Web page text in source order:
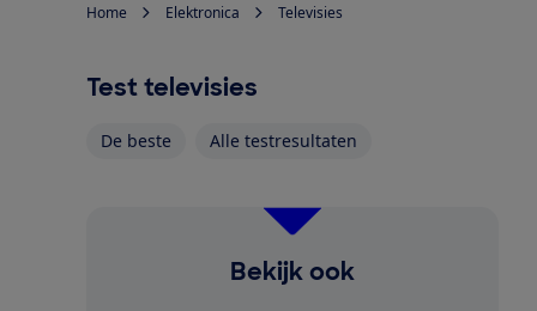
Home Elektronica Televisies
Test televisies
De beste Alle testresultaten
Bekijk ook